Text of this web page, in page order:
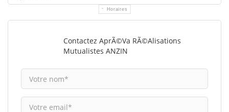
Horaires
Contactez AprÃ©va RÃ©alisations
Mutualistes ANZIN